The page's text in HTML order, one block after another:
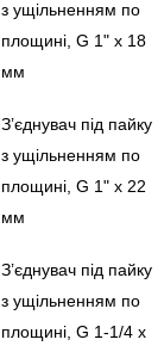
з ущільненням по
площині, G 1" х 18
мм
З’єднувач під пайку
з ущільненням по
площині, G 1" х 22
мм
З’єднувач під пайку
з ущільненням по
площині, G 1-1/4 х